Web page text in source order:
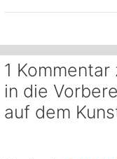
1
in die
auf dem